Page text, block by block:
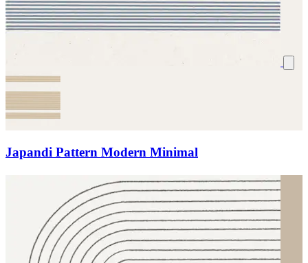
Japandi Pattern Modern Minimal